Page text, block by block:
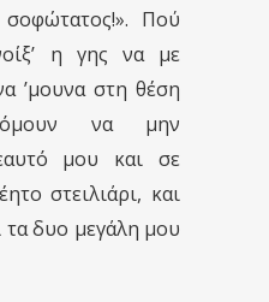
Πού
η γης να με
’μουνα στη θέση
να μην
μου και σε
στειλιάρι, και
δυο μεγάλη μου